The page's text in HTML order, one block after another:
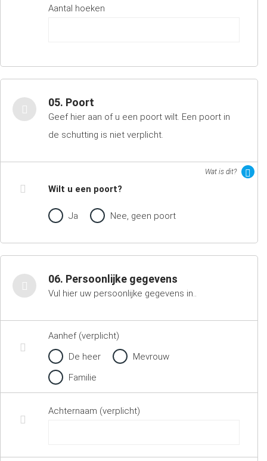
Aantal hoeken
05. Poort
Geef hier aan of u een poort wilt. Een poort in
de schutting is niet verplicht.
Wat is dit?
Wilt u een poort?
Ja Nee, geen poort
06. Persoonlijke gegevens
Vul hier uw persoonlijke gegevens in..
Aanhef (verplicht)
De heer
Mevrouw
Familie
Achternaam (verplicht)